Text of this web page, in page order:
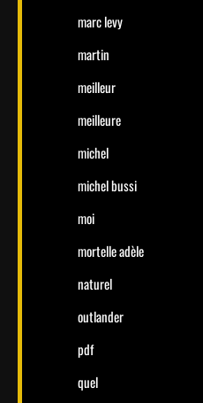
marc levy
martin
meilleur
meilleure
michel
michel bussi
moi
mortelle adèle
naturel
outlander
pdf
quel